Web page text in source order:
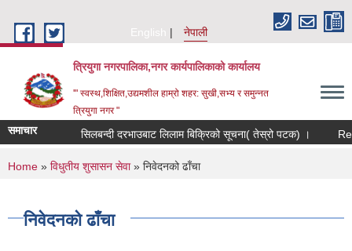
English
नेपाली
त्रियुगा नगरपालिका,नगर कार्यपालिकाको कार्यालय
'" स्वस्थ,शिक्षित,उद्यमशील हाम्रो शहर: सुखी,सभ्य र समुन्नत
त्रियुगा नगर "
समाचार सिलबन्दी दरभाउबाट लिलाम बिक्रिको सूचना( तेस्रो पटक) ।
You are here
Home » विधुतीय शुसासन सेवा» निवेदनको ढाँचा
निवेदनको ढाँचा